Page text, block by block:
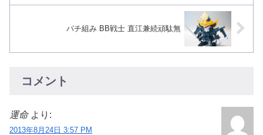
パチ組み BB戦士 直江兼続頑駄無
コメント
運命 より:
2013年8月24日 3:57 PM